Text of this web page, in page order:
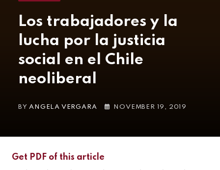
Los trabajadores y la
lucha por la justicia
social en el Chile
neoliberal
BYANGELA VERGARA NOVEMBER 19, 2019
Get PDF of this article